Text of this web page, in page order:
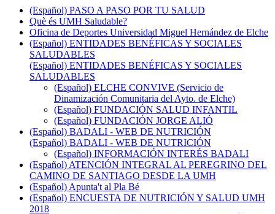
(Español) PASO A PASO POR TU SALUD
Què és UMH Saludable?
Oficina de Deportes Universidad Miguel Hernández de Elche
(Español) ENTIDADES BENÉFICAS Y SOCIALES
SALUDABLES
(Español) ENTIDADES BENÉFICAS Y SOCIALES
SALUDABLES
(Español) ELCHE CONVIVE (Servicio de
Dinamización Comunitaria del Ayto. de Elche)
(Español) FUNDACIÓN SALUD INFANTIL
(Español) FUNDACIÓN JORGE ALIÓ
(Español) BADALI - WEB DE NUTRICIÓN
(Español) BADALI - WEB DE NUTRICIÓN
(Español) INFORMACIÓN INTERÉS BADALI
(Español) ATENCIÓN INTEGRAL AL PEREGRINO DEL
CAMINO DE SANTIAGO DESDE LA UMH
(Español) Apunta't al Pla Bé
(Español) ENCUESTA DE NUTRICIÓN Y SALUD UMH
2018